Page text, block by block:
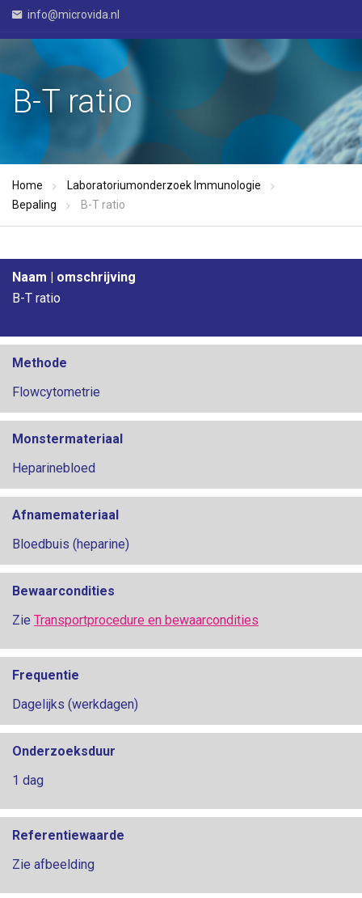
info@microvida.nl
B-T ratio
Home
Laboratoriumonderzoek Immunologie
Bepaling
B-T ratio
Naam | omschrijving
B-T ratio
Methode
Flowcytometrie
Monstermateriaal
Heparinebloed
Afnamemateriaal
Bloedbuis (heparine)
Bewaarcondities
Zie Transportprocedure en bewaarcondities
Frequentie
Dagelijks (werkdagen)
Onderzoeksduur
1 dag
Referentiewaarde
Zie afbeelding